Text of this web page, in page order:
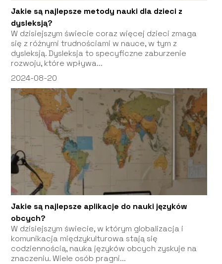
Jakie są najlepsze metody nauki dla dzieci z
dysleksją?
W dzisiejszym świecie coraz więcej dzieci zmaga
się z różnymi trudnościami w nauce, w tym z
dysleksją. Dysleksja to specyficzne zaburzenie
rozwoju, które wpływa...
2024-08-20
Jakie są najlepsze aplikacje do nauki języków
obcych?
W dzisiejszym świecie, w którym globalizacja i
komunikacja międzykulturowa stają się
codziennością, nauka języków obcych zyskuje na
znaczeniu. Wiele osób pragni...